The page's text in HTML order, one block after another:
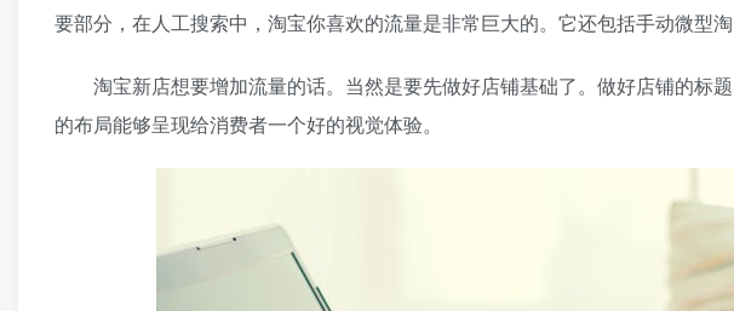
要部分，在人工搜索中，淘宝你喜欢的流量是非常巨大的。它还包括手动微型
淘宝新店想要增加流量的话。当然是要先做好店铺基础了。做好店铺的标
的布局能够呈现给消费者一个好的视觉体验。